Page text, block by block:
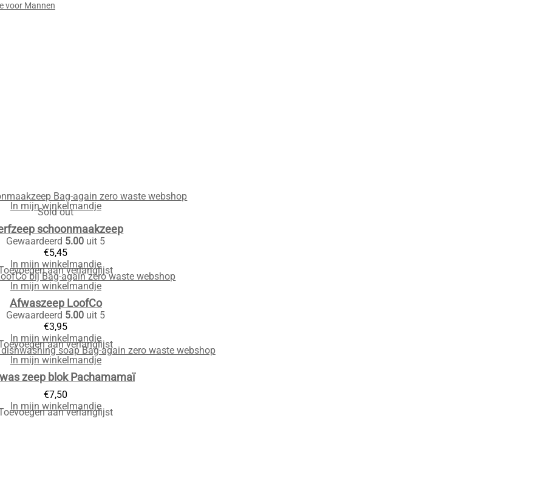
voor Mannen
In mijn winkelmandje
Sold out
schoonmaakzeep
Gewaardeerd 5.00 uit 5
€5,45
In mijn winkelmandje
aan verlanglijst
In mijn winkelmandje
Afwaszeep LoofCo
Gewaardeerd 5.00 uit 5
€3,95
In mijn winkelmandje
aan verlanglijst
In mijn winkelmandje
zeep blok Pachamamaï
€7,50
In mijn winkelmandje
aan verlanglijst